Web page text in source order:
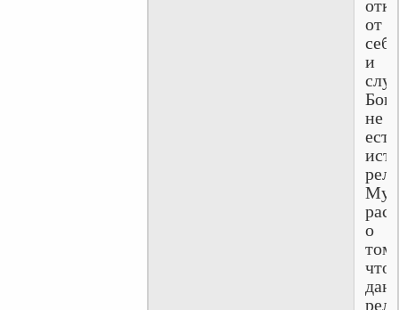
от
себя
и
Богу
не
есть
о
том,
что